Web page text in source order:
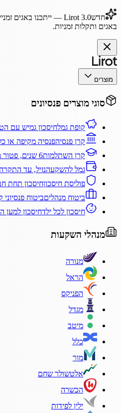
חדשLirot 3.0 — ייתכנו באגים
באגים ותקלות זמניות.
מוצרים
סוגי מוצרים פנסיונים
קופת גמלחיסכון גמיש עם
קרן פנסיהפנסיה מקיפה או
קרן השתלמות6 שנים, פטור ממס
גמל להשקעהנזיל, עד
פוליסת חיסכוןחיסכון תחת
ביטוח מנהליםביטוח פנסיוני
חיסכון לכל ילדחיסכון למען
מנהלי השקעות
מנורה
הראל
הפניקס
מגדל
מיטב
כלל
מור
אלטשולר שחם
הכשרה
ילין לפידות